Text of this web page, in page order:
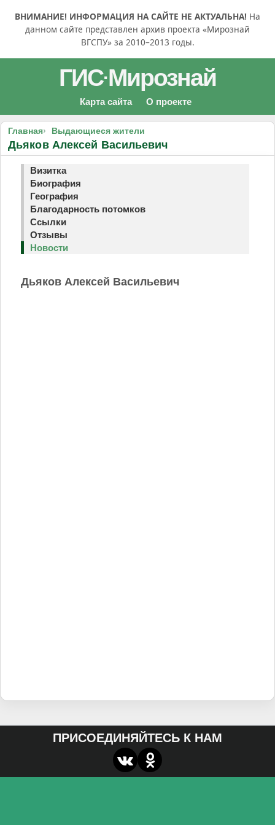
ВНИМАНИЕ! ИНФОРМАЦИЯ НА САЙТЕ НЕ АКТУАЛЬНА! На
данном сайте представлен архив проекта «Мирознай
ВГСПУ» за 2010–2013 годы.
ГИС·Мирознай
Карта сайта О проекте
Главная Выдающиеся жители
Дьяков Алексей Васильевич
Визитка
Биография
География
Благодарность потомков
Ссылки
Отзывы
Новости
Дьяков Алексей Васильевич
ПРИСОЕДИНЯЙТЕСЬ К НАМ